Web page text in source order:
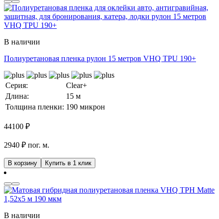
В наличии
Полиуретановая пленка рулон 15 метров VHQ TPU 190+
Серия:
Clear+
Длина:
15 м
Толщина пленки: 190 микрон
44100 ₽
2940 ₽ пог. м.
В корзину Купить в 1 клик
В наличии